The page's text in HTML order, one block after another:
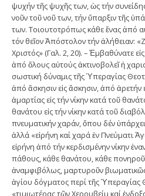
ψυχήν τῆς ψυχῆς των, ὡς τήν
νοῦν τοῦ νοῦ των, τήν ὕπαρξιν τῆς
των. Τοιουτοτρόπως κάθε ἕνας ἀπό
τόν θεῖον Ἀπόστολον τήν ἀλήθειαν:
Χριστός» (Γαλ. 2, 20). – Ἐμβαθύνατε
ἀπό ὅλους αὐτούς ἀκτινοβολεῖ ἡ
σωστική δύναμις τῆς Ὑπεραγίας
ἀπό ἄσκησιν εἰς ἄσκησιν, ἀπό ἀρετήν
ἁμαρτίας εἰς τήν νίκην κατά τοῦ
θανάτου εἰς τήν νίκην κατά τοῦ
πνευματικήν χαράν, ὅπου δέν
ἀλλά «εἰρήνη καί χαρά ἐν Πνεύματι
εἰρήνη ἀπό τήν κερδισμένην νίκην
πάθους, κάθε θανάτου, κάθε πονηροῦ
ἀναμφιβόλως, μαρτυροῦν
ἁγίου δόγματος περί τῆς Ὑπεραγίας
«τιμιωτέρας τῶν Χερουβείμ καί